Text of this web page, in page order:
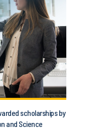
scholarships by
and Science